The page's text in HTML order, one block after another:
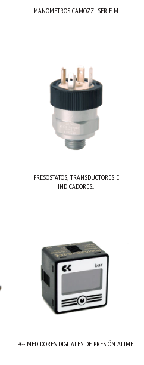
MANOMETROS CAMOZZI SERIE M
PRESOSTATOS, TRANSDUCTORES E
INDICADORES...
PG- MEDIDORES DIGITALES DE PRESIÓN ALIME...